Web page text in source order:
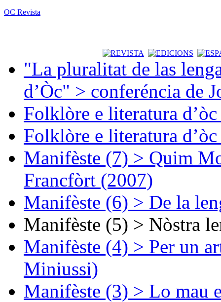
OC Revista
"La pluralitat de las
d’Òc" > conferéncia de
Folklòre e literatura
Folklòre e literatura
Manifèste (7) > Quim
Francfòrt (2007)
Manifèste (6) > De la
Manifèste (5) > Nòstra
Manifèste (4) > Per un
Miniussi)
Manifèste (3) > Lo mau